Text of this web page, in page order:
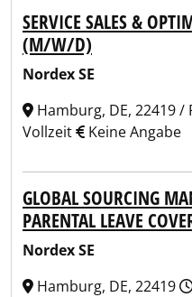
SERVICE SALES &
(M/W/D)
Nordex SE
Hamburg, DE, 22419 /
Vollzeit
Keine Angabe
GLOBAL SOURCING
PARENTAL LEAVE
Nordex SE
Hamburg, DE, 22419